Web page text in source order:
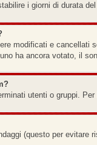
i giorni di durata
modificati e cancellati
ha ancora votato, il
utenti o gruppi.
(questo per evitare